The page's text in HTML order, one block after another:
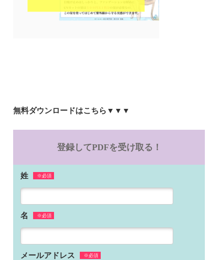
無料ダウンロードはこちら▼▼▼
登録してPDFを受け取る！
姓 ※必須
名 ※必須
メールアドレス ※必須